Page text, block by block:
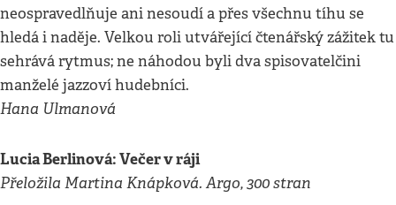
neospravedlňuje ani nesoudí a přes všechnu tíhu se
hledá i naděje. Velkou roli utvářející čtenářský zážitek tu
sehrává rytmus; ne náhodou byli dva spisovatelčini
manželé jazzoví hudebníci.
Hana Ulmanová
Lucia Berlinová: Večer v ráji
Přeložila Martina Knápková. Argo, 300 stran